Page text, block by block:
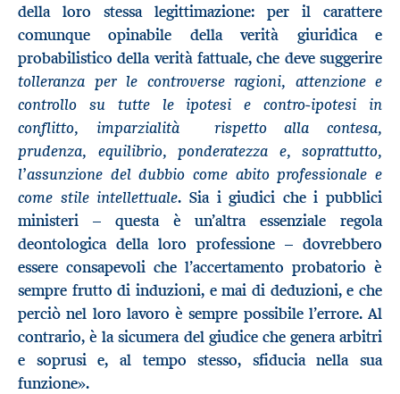
della loro stessa legittimazione: per il carattere
comunque opinabile della verità giuridica e
probabilistico della verità fattuale, che deve suggerire
tolleranza per le controverse ragioni, attenzione e
controllo su tutte le ipotesi e contro-ipotesi in
conflitto, imparzialità rispetto alla contesa,
prudenza, equilibrio, ponderatezza e, soprattutto,
l’assunzione del dubbio come abito professionale e
come stile intellettuale. Sia i giudici che i pubblici
ministeri – questa è un’altra essenziale regola
deontologica della loro professione – dovrebbero
essere consapevoli che l’accertamento probatorio è
sempre frutto di induzioni, e mai di deduzioni, e che
perciò nel loro lavoro è sempre possibile l’errore. Al
contrario, è la sicumera del giudice che genera arbitri
e soprusi e, al tempo stesso, sfiducia nella sua
funzione».